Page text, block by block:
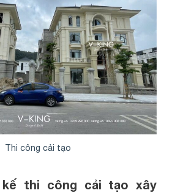
Thi công cải tạo
thi công cải tạo xây